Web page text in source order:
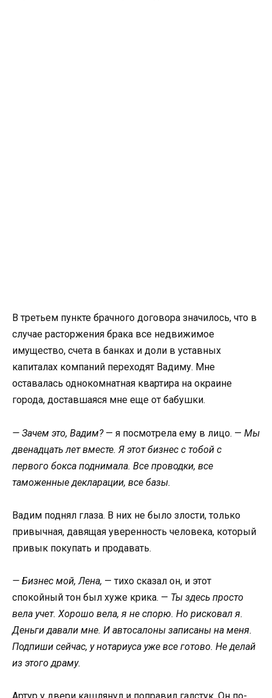
В третьем пункте брачного договора значилось, что в
случае расторжения брака все недвижимое
имущество, счета в банках и доли в уставных
капиталах компаний переходят Вадиму. Мне
оставалась однокомнатная квартира на окраине
города, доставшаяся мне еще от бабушки.
— Зачем это, Вадим?— я посмотрела ему в лицо. — Мы
двенадцать лет вместе. Я этот бизнес с тобой с
первого бокса поднимала. Все проводки, все
таможенные декларации, все базы.
Вадим поднял глаза. В них не было злости, только
привычная, давящая уверенность человека, который
привык покупать и продавать.
— Бизнес мой, Лена, — тихо сказал он, и этот
спокойный тон был хуже крика. — Ты здесь просто
вела учет. Хорошо вела, я не спорю. Но рисковал я.
Деньги давали мне. И автосалоны записаны на меня.
Подпиши сейчас, у нотариуса уже все готово. Не делай
из этого драму.